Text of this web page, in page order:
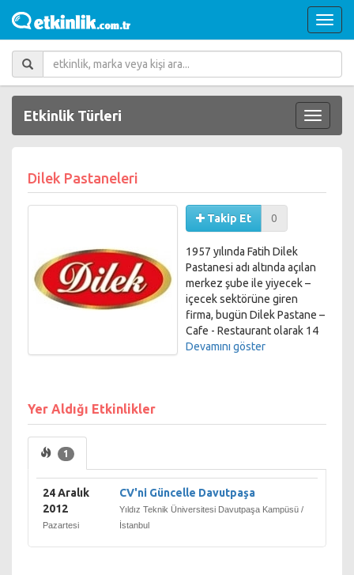
Etkinlik Türleri
Dilek Pastaneleri
Takip Et 0
1957 yılında Fatih Dilek
Pastanesi adı altında açılan
merkez şube ile yiyecek –
içecek sektörüne giren
firma, bugün Dilek Pastane –
Cafe - Restaurant olarak 14
şube ileİstanbul’un elit
Devamını göster
Yer Aldığı Etkinlikler
1
24 Aralık
2012
Pazartesi
CV'ni Güncelle Davutpaşa
Yıldız Teknik Üniversitesi Davutpaşa Kampüsü /
İstanbul